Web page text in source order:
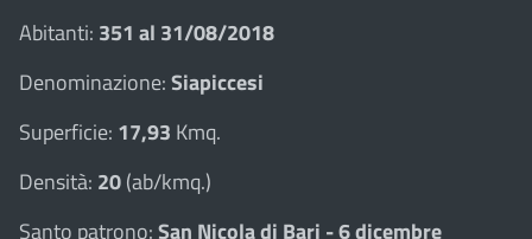
Abitanti: 351 al 31/08/2018
Denominazione:Siapiccesi
Superficie: 17,93 Kmq.
Densità: 20(ab/kmq.)
Santo patrono:San Nicola di Bari - 6 dicembre